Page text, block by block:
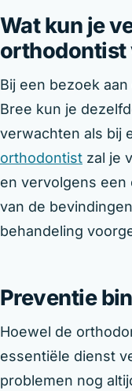
Wat kun je
orthodontist
Bij een bezoek
Bree kun je
verwachten als bij
orthodontist zal je
en vervolgens een
van de
behandeling
Preventie
Hoewel de
essentiële dienst
problemen nog